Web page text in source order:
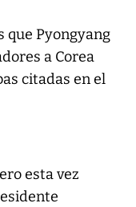
que Pyongyang
a Corea
citadas en el
esta vez